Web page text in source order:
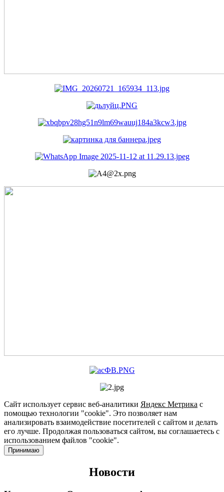
Сайт использует сервис веб-аналитики Яндекс Метрика с
помощью технологии "cookie". Это позволяет нам
анализировать взаимодействие посетителей с сайтом и делать
его лучше. Продолжая пользоваться сайтом, вы соглашаетесь с
использованием файлов "cookie".
Принимаю
Новости